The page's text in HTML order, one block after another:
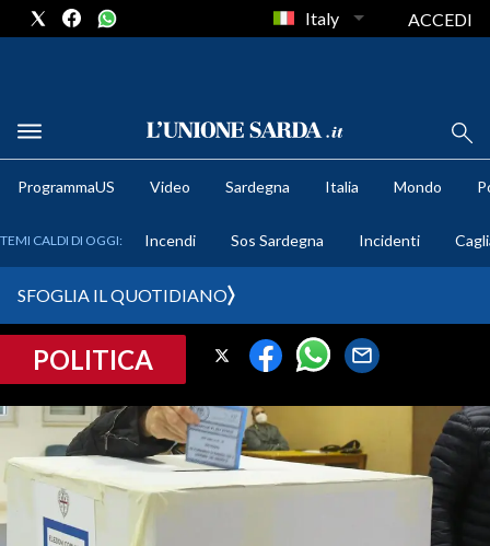
METEO
CRONACA SARDEGNA
PROVINCIA DI CAGLIARI
SULCIS IGLESIENTE
MEDIO CAMPIDANO
ORISTANO E PROVINCIA
Italy ACCEDI
ProgrammaUS Video Sardegna Italia Mondo
TEMI CALDI DI OGGI: Incendi Sos Sardegna Incidenti
SFOGLIA IL QUOTIDIANO
POLITICA